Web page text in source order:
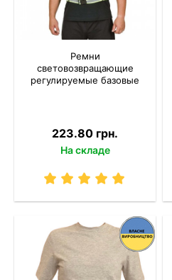
Ремни
световозвращающие
регулируемые базовые
223.80 грн.
На складе